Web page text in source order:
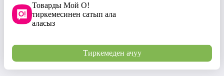
Товарды Мой О!
тиркемесинен сатып ала
аласыз
Тиркемеден ачуу